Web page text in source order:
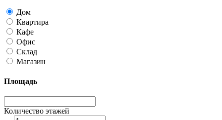
Дом
Квартира
Кафе
Офис
Склад
Магазин
Площадь
Количество этажей